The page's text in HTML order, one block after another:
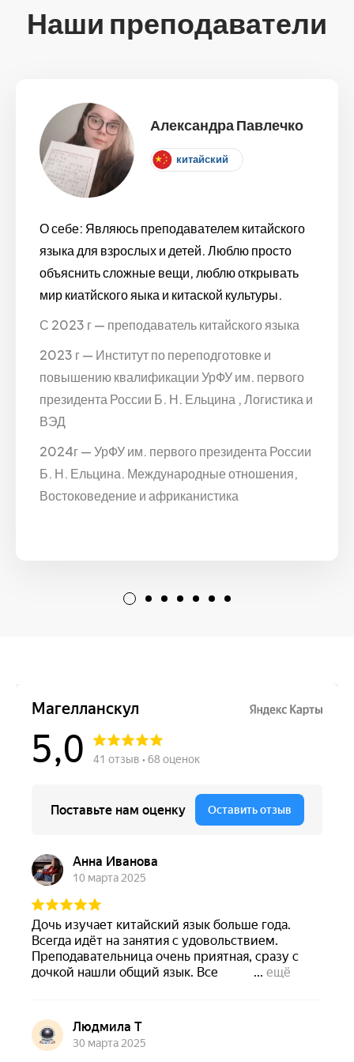
Наши преподаватели
Александра Павлечко
китайский
О себе: Являюсь преподавателем китайского
языка для взрослых и детей. Люблю просто
объяснить сложные вещи, люблю открывать
мир киатйского яыка и китаской культуры.
С 2023 г — преподаватель китайского языка
2023 г — Институт по переподготовке и
повышению квалификации УрФУ им. первого
президента России Б. Н. Ельцина , Логистика и
ВЭД
2024г — УрФУ им. первого президента России
Б. Н. Ельцина. Международные отношения,
Востоковедение и африканистика